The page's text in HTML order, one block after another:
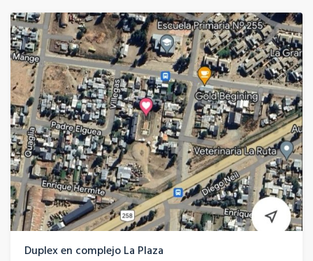
Duplex en complejo La Plaza